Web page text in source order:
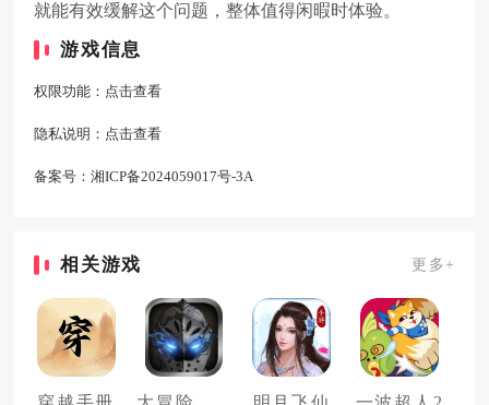
就能有效缓解这个问题，整体值得闲暇时体验。
游戏信息
权限功能： 点击查看
隐私说明： 点击查看
备案号：湘ICP备2024059017号-3A
相关游戏 更多+